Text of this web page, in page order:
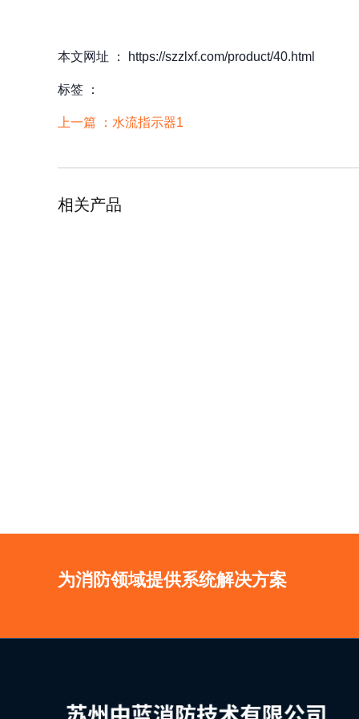
本文网址 ： https://szzlxf.com/product/40.html
标签 ：
上一篇 ： 水流指示器1
相关产品
为消防领域提供系统解决方案